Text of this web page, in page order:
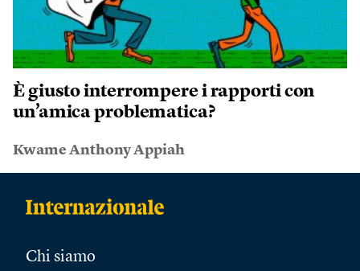
È giusto interrompere i rapporti con
un’amica problematica?
Kwame Anthony Appiah
Chi siamo